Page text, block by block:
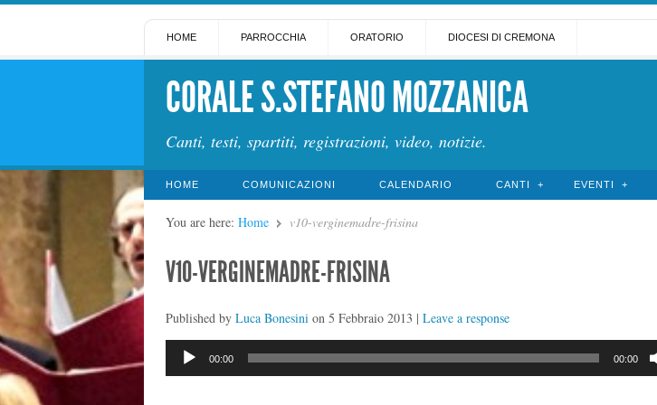
HOME PARROCCHIA ORATORIO DIOCESI DI CREMONA
CORALE S.STEFANO MOZZANICA
Canti, testi, spartiti, registrazioni, video, notizie.
HOME COMUNICAZIONI CALENDARIO CANTI EVENTI
You are here: Home v10-verginemadre-frisina
V10-VERGINEMADRE-FRISINA
Published by Luca Bonesinion 5 Febbraio 2013 | Leave a response
Audio
Player
00:00 00:00